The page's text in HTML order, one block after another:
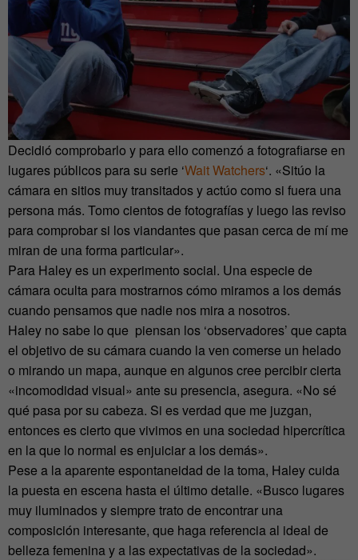
Decidió comprobarlo y para ello comenzó a fotografiarse en
lugares públicos para su serie ‘Wait Watchers‘. «Sitúo la
cámara en sitios muy transitados y actúo como si fuera una
persona más. Tomo cientos de fotografías y luego las reviso
para comprobar si los viandantes que pasan cerca de mí me
miran de una forma particular».
Para Haley es un experimento social. Una especie de
cámara oculta para mostrarnos cómo miramos a los demás
cuando pensamos que nadie nos mira a nosotros.
Haley no sabe lo que piensan los ‘observadores’ que capta
el objetivo de su cámara cuando la ven comerse un helado
o mirando un mapa, aunque en algunos cree percibir cierta
«incomodidad visual» ante su presencia, asegura. «No sé
qué pasa por su cabeza. Si es verdad que me juzgan,
entonces es cierto que vivimos en una sociedad hipercrítica
en la que lo normal es enjuiciar a los demás».
Pese a la aparente espontaneidad de la toma, Haley cuida
la puesta en escena hasta el último detalle. «Busco lugares
muy iluminados y siempre trato de encontrar una
composición interesante, que haga referencia al ideal de
belleza femenina y a las expectativas de la sociedad».